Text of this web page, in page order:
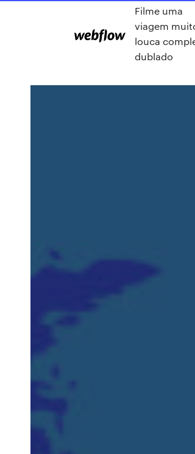
Filme uma
viagem
louca
dublado